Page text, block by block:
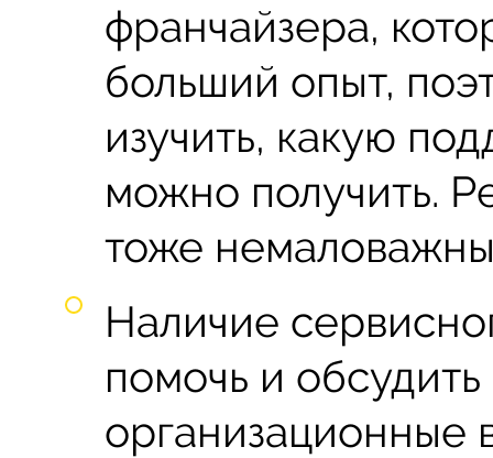
франчайзера,
больший опыт,
изучить, какую
можно получить.
тоже
Наличие
помочь и
организационные